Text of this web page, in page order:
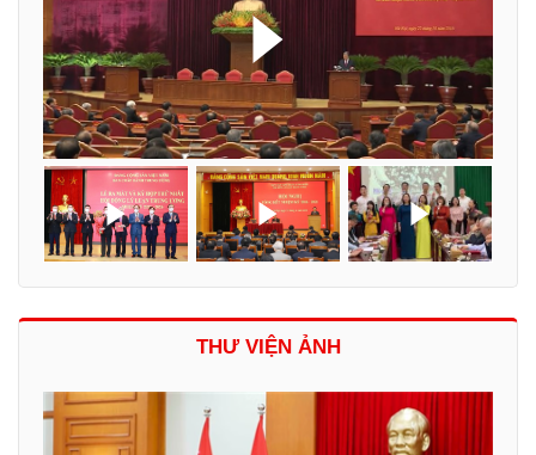
THƯ VIỆN ẢNH